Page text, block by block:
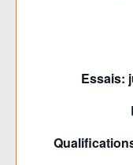
Essais: